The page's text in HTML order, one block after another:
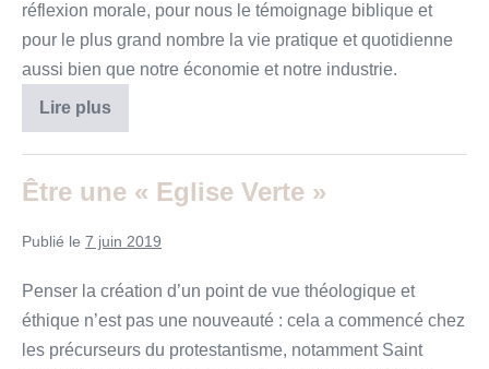
réflexion morale, pour nous le témoignage biblique et
pour le plus grand nombre la vie pratique et quotidienne
aussi bien que notre économie et notre industrie.
Lire plusLes
et
4
animaux
prosternèrent
adorèrent
Dieu
qui
siège
sur
Être une « Eglise Verte »
Publié le 7 juin 2019
Penser la création d’un point de vue théologique et
éthique n’est pas une nouveauté : cela a commencé chez
les précurseurs du protestantisme, notamment Saint